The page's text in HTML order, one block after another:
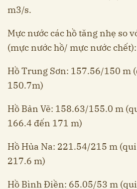
m3/s.
Mực nước các hồ tăng nhẹ so
(mực nước hồ/ mực nước chết):
Hồ Trung Sơn: 157.56/150 m
150.7m)
Hồ Bản Vẽ: 158.63/155.0 m
166.4 đến 171 m)
Hồ Hủa Na: 221.54/215 m
217.6 m)
Hồ Bình Điền: 65.05/53 m